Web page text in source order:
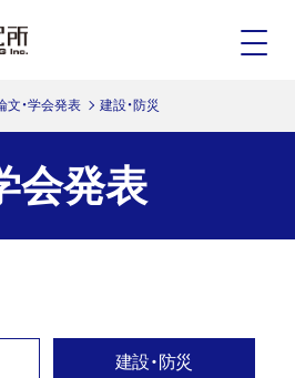
文・学会発表 建設・防災
会発表
建設・防災